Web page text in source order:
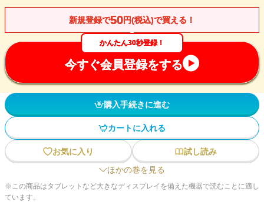
新規登録で50円(税込)で買える！
かんたん30秒登録！
今すぐ会員登録をする
購入手続きに進む
カートに入れる
お気に入り
試し読み
ほかの巻を見る
※この商品はタブレットなど大きなディスプレイを備えた機器で読むことに適し
ています。